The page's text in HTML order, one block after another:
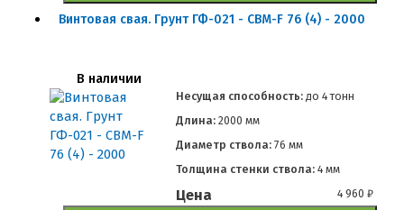
Винтовая свая. Грунт ГФ-021 - СВМ-F 76 (4) - 2000
В наличии
Несущая способность: до 4 тонн
Длина:2000 мм
Диаметр ствола:76 мм
Толщина стенки ствола:4 мм
Цена 4 960₽